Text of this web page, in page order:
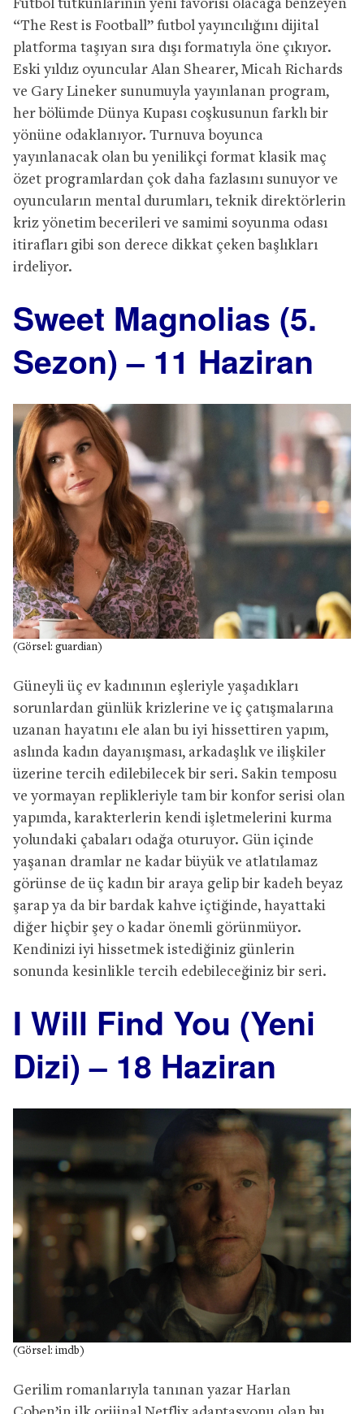
Futbol tutkunlarının yeni favorisi olacağa benzeyen
“The Rest is Football” futbol yayıncılığını dijital
platforma taşıyan sıra dışı formatıyla öne çıkıyor.
Eski yıldız oyuncular Alan Shearer, Micah Richards
ve Gary Lineker sunumuyla yayınlanan program,
her bölümde Dünya Kupası coşkusunun farklı bir
yönüne odaklanıyor. Turnuva boyunca
yayınlanacak olan bu yenilikçi format klasik maç
özet programlardan çok daha fazlasını sunuyor ve
oyuncuların mental durumları, teknik direktörlerin
kriz yönetim becerileri ve samimi soyunma odası
itirafları gibi son derece dikkat çeken başlıkları
irdeliyor.
Sweet Magnolias (5.
Sezon) – 11 Haziran
(Görsel: guardian)
Güneyli üç ev kadınının eşleriyle yaşadıkları
sorunlardan günlük krizlerine ve iç çatışmalarına
uzanan hayatını ele alan bu iyi hissettiren yapım,
aslında kadın dayanışması, arkadaşlık ve ilişkiler
üzerine tercih edilebilecek bir seri. Sakin temposu
ve yormayan replikleriyle tam bir konfor serisi olan
yapımda, karakterlerin kendi işletmelerini kurma
yolundaki çabaları odağa oturuyor. Gün içinde
yaşanan dramlar ne kadar büyük ve atlatılamaz
görünse de üç kadın bir araya gelip bir kadeh beyaz
şarap ya da bir bardak kahve içtiğinde, hayattaki
diğer hiçbir şey o kadar önemli görünmüyor.
Kendinizi iyi hissetmek istediğiniz günlerin
sonunda kesinlikle tercih edebileceğiniz bir seri.
I Will Find You (Yeni
Dizi) – 18 Haziran
(Görsel: imdb)
Gerilim romanlarıyla tanınan yazar Harlan